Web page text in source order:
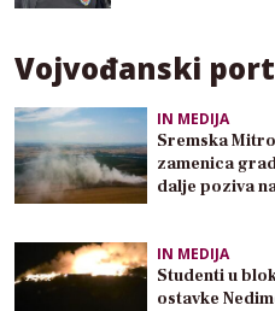
Vojvođanski
IN MEDIJA
Sremska
zamenica
dalje poziva
IN MEDIJA
Studenti u
ostavke